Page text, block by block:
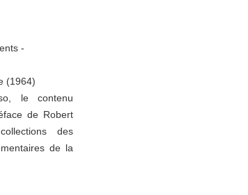
-
(1964)
le contenu
de Robert
des
de la